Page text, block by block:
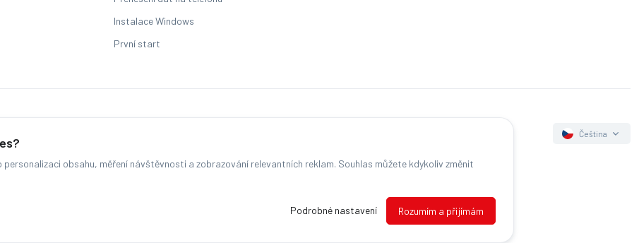
obsahu, měření návštěvnosti a zobrazování relevantních reklam. Souhlas můžete kdykoliv změnit
Podrobné nastavení Rozumím a přijímám
Instalace Windows
První start
Čeština